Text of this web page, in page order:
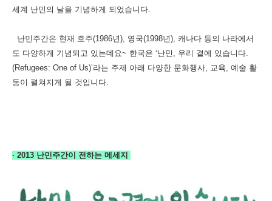
세계 난민의 날을 기념하게 되었습니다.
난민주간은 현재 호주(1986년), 영국(1998년), 캐나다 등의 나라에서
도 다양하게 기념되고 있는데요~ 한국은 ‘난민, 우리 곁에 있습니다.
(Refugees: One of Us)’라는 주제 아래 다양한 문화행사, 교육, 예술 활
동이 펼쳐지게 될 것입니다.
· 2013 난민주간이 전하는 메세지